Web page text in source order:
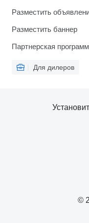
Разместить
Разместить баннер
Партнерская
Для дилеров
©